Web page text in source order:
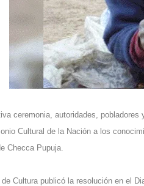
ceremonia, autoridades,
Cultural de la Nación a los
Checca Pupuja.
Cultura publicó la resolución en el